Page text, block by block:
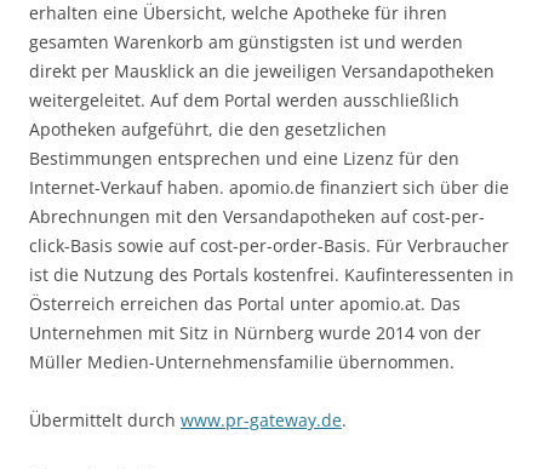
erhalten eine Übersicht, welche Apotheke für ihren
gesamten Warenkorb am günstigsten ist und werden
direkt per Mausklick an die jeweiligen Versandapotheken
weitergeleitet. Auf dem Portal werden ausschließlich
Apotheken aufgeführt, die den gesetzlichen
Bestimmungen entsprechen und eine Lizenz für den
Internet-Verkauf haben. apomio.de finanziert sich über die
Abrechnungen mit den Versandapotheken auf cost-per-
click-Basis sowie auf cost-per-order-Basis. Für Verbraucher
ist die Nutzung des Portals kostenfrei. Kaufinteressenten in
Österreich erreichen das Portal unter apomio.at. Das
Unternehmen mit Sitz in Nürnberg wurde 2014 von der
Müller Medien-Unternehmensfamilie übernommen.
Übermittelt durch www.pr-gateway.de.